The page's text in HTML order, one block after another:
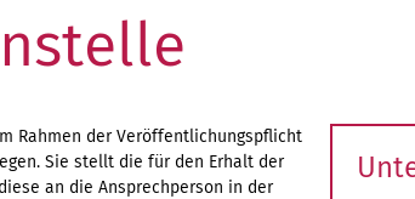
Rahmen der Veröffentlichungspflicht
Sie stellt die für den Erhalt der
an die Ansprechperson in der